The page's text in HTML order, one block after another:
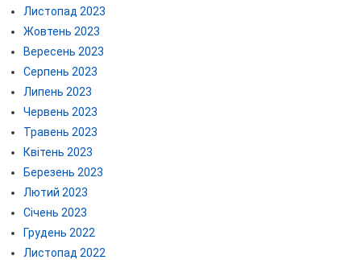
Листопад 2023
Жовтень 2023
Вересень 2023
Серпень 2023
Липень 2023
Червень 2023
Травень 2023
Квітень 2023
Березень 2023
Лютий 2023
Січень 2023
Грудень 2022
Листопад 2022